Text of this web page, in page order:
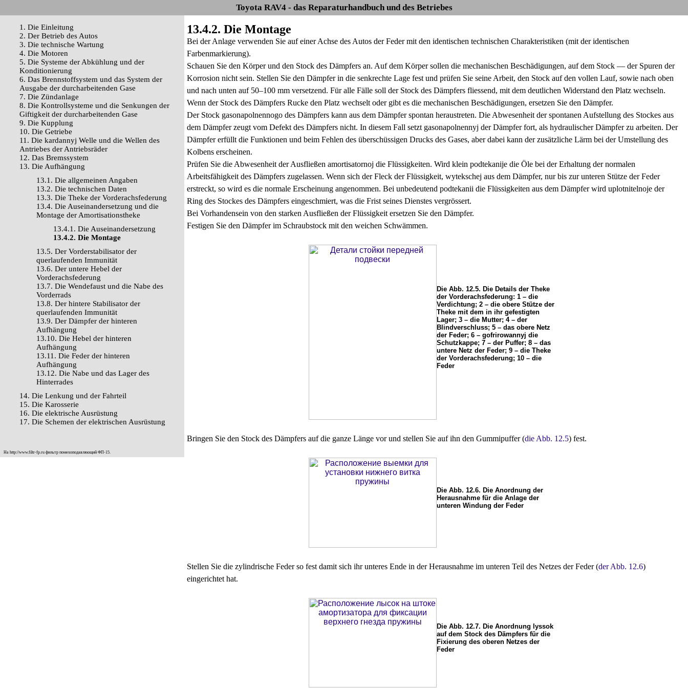
Toyota RAV4 - das Reparaturhandbuch und des Betriebes
1. Die Einleitung
2. Der Betrieb des Autos
3. Die technische Wartung
4. Die Motoren
5. Die Systeme der Abkühlung und der
Konditionierung
6. Das Brennstoffsystem und das System der
Ausgabe der durcharbeitenden Gase
7. Die Zündanlage
8. Die Kontrollsysteme und die Senkungen der
Giftigkeit der durcharbeitenden Gase
9. Die Kupplung
10. Die Getriebe
11. Die kardannyj Welle und die Wellen des
Antriebes der Antriebsräder
12. Das Bremssystem
13. Die Aufhängung
13.1. Die allgemeinen Angaben
13.2. Die technischen Daten
13.3. Die Theke der Vorderachsfederung
13.4. Die Auseinandersetzung und die
Montage der Amortisationstheke
13.4.1. Die Auseinandersetzung
13.4.2. Die Montage
13.5. Der Vorderstabilisator der
querlaufenden Immunität
13.6. Der untere Hebel der
Vorderachsfederung
13.7. Die Wendefaust und die Nabe des
Vorderrads
13.8. Der hintere Stabilisator der
querlaufenden Immunität
13.9. Der Dämpfer der hinteren
Aufhängung
13.10. Die Hebel der hinteren
Aufhängung
13.11. Die Feder der hinteren
Aufhängung
13.12. Die Nabe und das Lager des
Hinterrades
14. Die Lenkung und der Fahrteil
15. Die Karosserie
16. Die elektrische Ausrüstung
17. Die Schemen der elektrischen Ausrüstung
На http://www.filtr-fp.ru фильтр помехоподавляющий ФП-15.
13.4.2. Die Montage
Bei der Anlage verwenden Sie auf einer Achse des Autos der Feder mit den identischen technischen Charakteristiken (mit der identischen
Farbenmarkierung).
Schauen Sie den Körper und den Stock des Dämpfers an. Auf dem Körper sollen die mechanischen Beschädigungen, auf dem Stock — der Spuren der
Korrosion nicht sein. Stellen Sie den Dämpfer in die senkrechte Lage fest und prüfen Sie seine Arbeit, den Stock auf den vollen Lauf, sowie nach oben
und nach unten auf 50–100 mm versetzend. Für alle Fälle soll der Stock des Dämpfers fliessend, mit dem deutlichen Widerstand den Platz wechseln.
Wenn der Stock des Dämpfers Rucke den Platz wechselt oder gibt es die mechanischen Beschädigungen, ersetzen Sie den Dämpfer.
Der Stock gasonapolnennogo des Dämpfers kann aus dem Dämpfer spontan heraustreten. Die Abwesenheit der spontanen Aufstellung des Stockes aus
dem Dämpfer zeugt vom Defekt des Dämpfers nicht. In diesem Fall setzt gasonapolnennyj der Dämpfer fort, als hydraulischer Dämpfer zu arbeiten. Der
Dämpfer erfüllt die Funktionen und beim Fehlen des überschüssigen Drucks des Gases, aber dabei kann der zusätzliche Lärm bei der Umstellung des
Kolbens erscheinen.
Prüfen Sie die Abwesenheit der Ausfließen amortisatornoj die Flüssigkeiten. Wird klein podtekanije die Öle bei der Erhaltung der normalen
Arbeitsfähigkeit des Dämpfers zugelassen. Wenn sich der Fleck der Flüssigkeit, wytekschej aus dem Dämpfer, nur bis zur unteren Stütze der Feder
erstreckt, so wird es die normale Erscheinung angenommen. Bei unbedeutend podtekanii die Flüssigkeiten aus dem Dämpfer wird uplotnitelnoje der
Ring des Stockes des Dämpfers eingeschmiert, was die Frist seines Dienstes vergrössert.
Bei Vorhandensein von den starken Ausfließen der Flüssigkeit ersetzen Sie den Dämpfer.
Festigen Sie den Dämpfer im Schraubstock mit den weichen Schwämmen.
Die Abb. 12.5. Die Details der Theke
der Vorderachsfederung: 1 – die
Verdichtung; 2 – die obere Stütze der
Theke mit dem in ihr gefestigten
Lager; 3 – die Mutter; 4 – der
Blindverschluss; 5 – das obere Netz
der Feder; 6 – gofrirowannyj die
Schutzkappe; 7 – der Puffer; 8 – das
untere Netz der Feder; 9 – die Theke
der Vorderachsfederung; 10 – die
Feder
Bringen Sie den Stock des Dämpfers auf die ganze Länge vor und stellen Sie auf ihn den Gummipuffer (die Abb. 12.5) fest.
Die Abb. 12.6. Die Anordnung der
Herausnahme für die Anlage der
unteren Windung der Feder
Stellen Sie die zylindrische Feder so fest damit sich ihr unteres Ende in der Herausnahme im unteren Teil des Netzes der Feder (der Abb. 12.6)
eingerichtet hat.
Die Abb. 12.7. Die Anordnung lyssok
auf dem Stock des Dämpfers für die
Fixierung des oberen Netzes der
Feder